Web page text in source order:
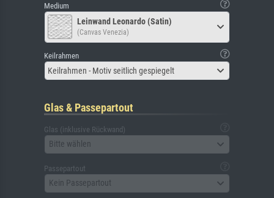
Medium
Leinwand Leonardo (Satin)
(Canvas Venezia)
Keilrahmen
Keilrahmen - Motiv seitlich gespiegelt
Glas & Passepartout
Glas (inklusive Rückwand)
Bitte wählen
Passepartout
Kein Passepartout